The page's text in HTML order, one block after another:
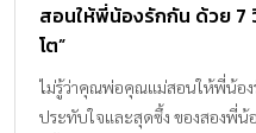
สอนให้พี่น้องรักกัน ด้วย 7
โต”
ไม่รู้ว่าคุณพ่อคุณแม่สอนให้พี่น้อง
ประทับใจและสุดซึ้ง ของสองพี่น้